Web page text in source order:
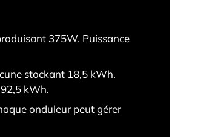
375W. Puissance
stockant 18,5 kWh.
kWh.
onduleur peut gérer